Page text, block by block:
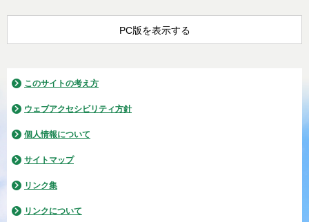
PC版を表示する
このサイトの考え方
ウェブアクセシビリティ方針
個人情報について
サイトマップ
リンク集
リンクについて